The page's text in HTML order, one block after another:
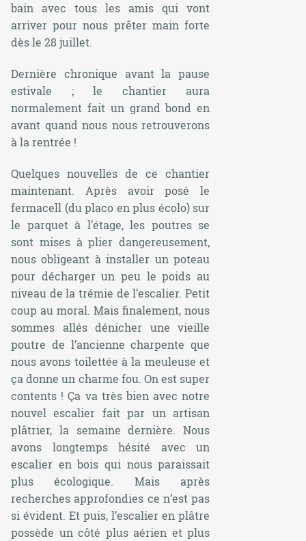
bain avec tous les amis qui vont
arriver pour nous prêter main forte
dès le 28 juillet.
Dernière chronique avant la pause
estivale ; le chantier aura
normalement fait un grand bond en
avant quand nous nous retrouverons
à la rentrée !
Quelques nouvelles de ce chantier
maintenant. Après avoir posé le
fermacell (du placo en plus écolo) sur
le parquet à l’étage, les poutres se
sont mises à plier dangereusement,
nous obligeant à installer un poteau
pour décharger un peu le poids au
niveau de la trémie de l’escalier. Petit
coup au moral. Mais finalement, nous
sommes allés dénicher une vieille
poutre de l’ancienne charpente que
nous avons toilettée à la meuleuse et
ça donne un charme fou. On est super
contents ! Ça va très bien avec notre
nouvel escalier fait par un artisan
plâtrier, la semaine dernière. Nous
avons longtemps hésité avec un
escalier en bois qui nous paraissait
plus écologique. Mais après
recherches approfondies ce n’est pas
si évident. Et puis, l’escalier en plâtre
possède un côté plus aérien et plus